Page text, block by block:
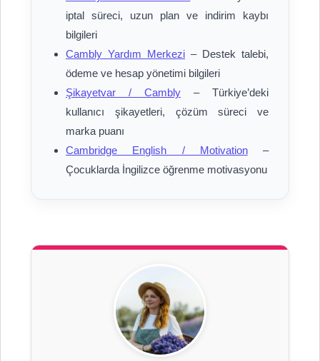
iptal süreci, uzun plan ve indirim kaybı
bilgileri
Cambly Yardım Merkezi – Destek talebi,
ödeme ve hesap yönetimi bilgileri
Şikayetvar / Cambly – Türkiye’deki
kullanıcı şikayetleri, çözüm süreci ve
marka puanı
Cambridge English / Motivation–
Çocuklarda İngilizce öğrenme motivasyonu